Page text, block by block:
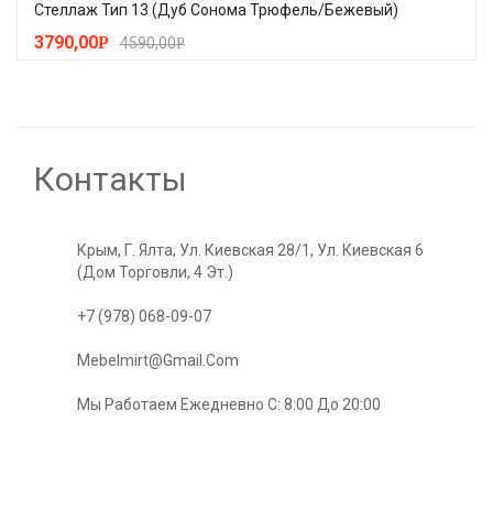
Стеллаж Тип 13 (Дуб Сонома Трюфель/Бежевый)
4590,00Р
3790,00Р
Контакты
Крым, Г. Ялта, Ул. Киевская 28/1, Ул. Киевская 6
(Дом Торговли, 4 Эт.)
+7 (978) 068-09-07
Mebelmirt@gmail.com
Мы Работаем Ежедневно С: 8:00 До 20:00